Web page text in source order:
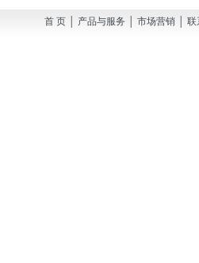
首 页 │ 产品与服务 │ 市场营销 │ 联